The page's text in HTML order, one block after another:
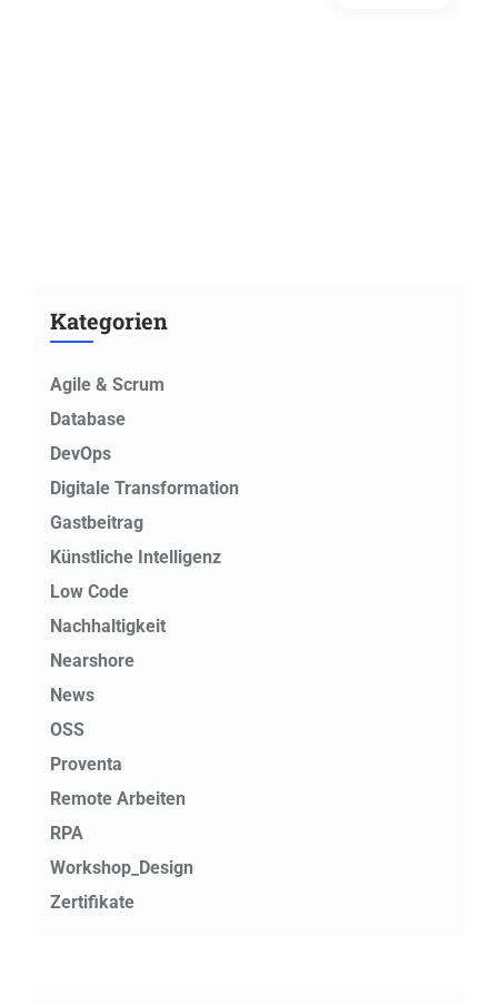
Kategorien
Agile & Scrum
Database
DevOps
Digitale Transformation
Gastbeitrag
Künstliche Intelligenz
Low Code
Nachhaltigkeit
Nearshore
News
OSS
Proventa
Remote Arbeiten
RPA
Workshop_Design
Zertifikate